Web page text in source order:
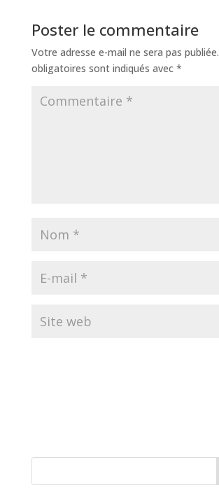
Poster le commentaire
Votre adresse e-mail ne sera pas publiée.
obligatoires sont indiqués avec *